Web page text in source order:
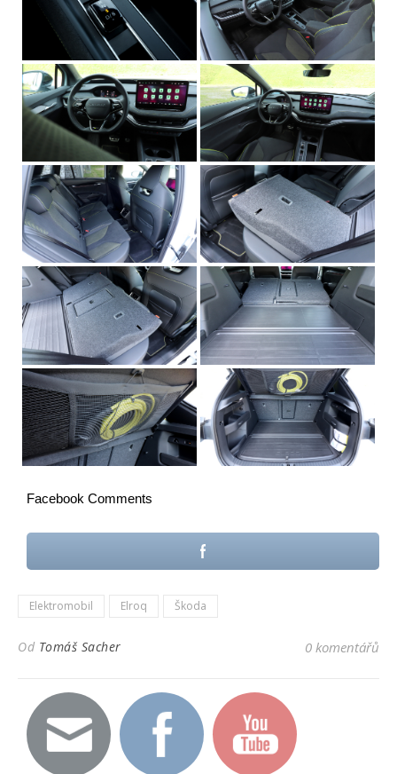
Facebook Comments
Elektromobil Elroq Škoda
Od Tomáš Sacher 0 komentářů